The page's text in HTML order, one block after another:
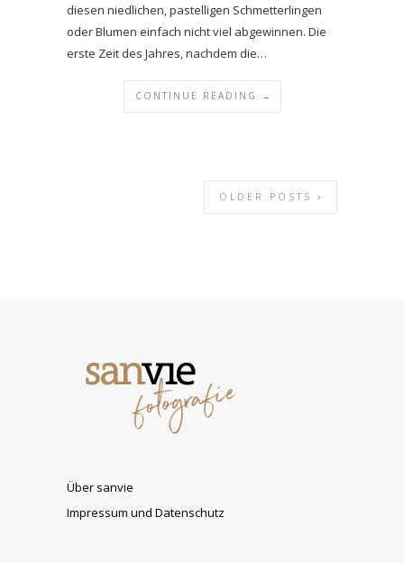
diesen niedlichen, pastelligen Schmetterlingen
oder Blumen einfach nicht viel abgewinnen. Die
erste Zeit des Jahres, nachdem die…
CONTINUE READING →
OLDER POSTS
Über sanvie
Impressum und Datenschutz